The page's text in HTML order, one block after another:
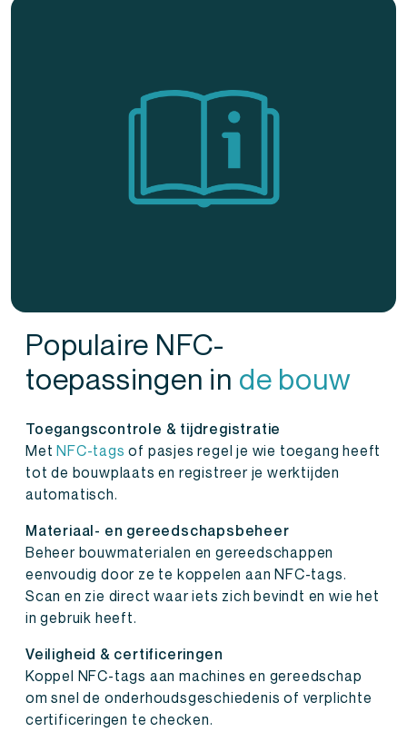
Populaire NFC-
toepassingen in de bouw
Toegangscontrole & tijdregistratie
MetNFC-tags of pasjes regel je wie toegang heeft
tot de bouwplaats en registreer je werktijden
automatisch.
Materiaal- en gereedschapsbeheer
Beheer bouwmaterialen en gereedschappen
eenvoudig door ze te koppelen aan NFC-tags.
Scan en zie direct waar iets zich bevindt en wie het
in gebruik heeft.
Veiligheid & certificeringen
Koppel NFC-tags aan machines en gereedschap
om snel de onderhoudsgeschiedenis of verplichte
certificeringen te checken.